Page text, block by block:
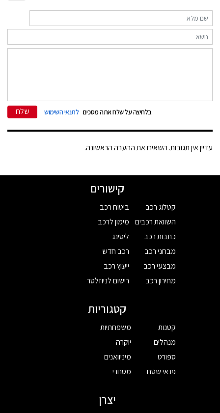
בלחיצה על שלח אתה מסכים לתנאי השימוש שלח
עדיין אין תגובות. השאירו את ההערה הראשונה.
קישורים
קטלוג רכב
השוואת רכבים
כתבות רכב
מבחני רכב
מבצעי רכב
מחירון רכב
ביטוח רכב
מימון לרכב
ליסינג
רכב חדש
ייעוץ רכב
רישום לניוזלטר
קטגוריות
קטנות
מנהלים
ספורט
פנאי שטח
משפחתיות
יוקרה
מיניוואנים
מסחרי
יצרן